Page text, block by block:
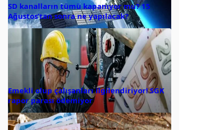
SD kanalların tümü kapanıyor mu? 15
Ağustos’tan sonra ne yapılacak?
Emekli olup çalışanları ilgilendiriyor! SGK
rapor parası ödemiyor